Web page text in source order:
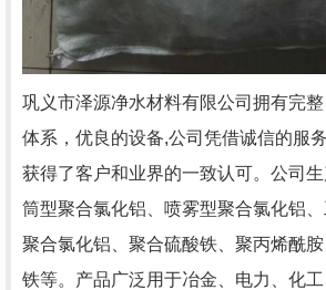
巩义市泽源净水材料有限公司拥有完
体系，优良的设备,公司凭借诚信的服
获得了客户和业界的一致认可。公司
筒型聚合氯化铝、喷雾型聚合氯化铝
聚合氯化铝、聚合硫酸铁、聚丙烯酰
铁等。产品广泛用于冶金、电力、化